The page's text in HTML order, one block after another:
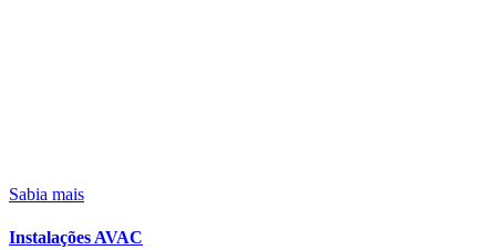
Sabia mais
Instalações AVAC